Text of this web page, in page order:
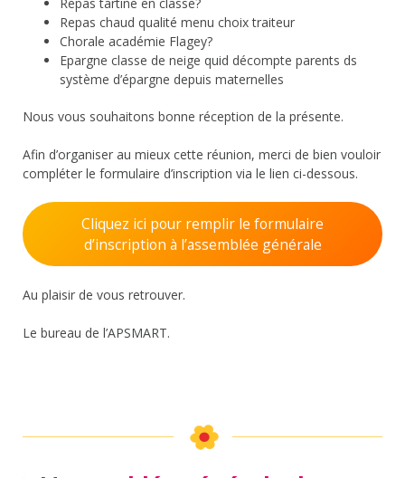
Repas chaud qualité menu choix traiteur
Chorale académie Flagey?
Epargne classe de neige quid décompte parents ds
système d’épargne depuis maternelles
Nous vous souhaitons bonne réception de la présente.
Afin d’organiser au mieux cette réunion, merci de bien vouloir
compléter le formulaire d’inscription via le lien ci-dessous.
Cliquez ici pour remplir le formulaire
d’inscription à l’assemblée générale
Au plaisir de vous retrouver.
Le bureau de l’APSMART.